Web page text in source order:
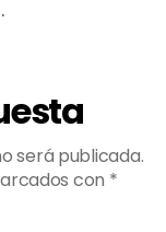
será publicada.
con *